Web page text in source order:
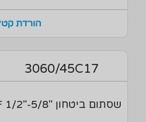
הורדת
3060/45C17
שסתום ביטחון "5/8-"1/2 N/F